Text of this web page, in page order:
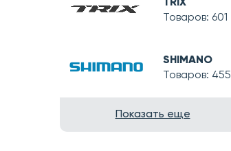
TRIX
Товаров: 601
SHIMANO
Товаров: 455
Показать еще